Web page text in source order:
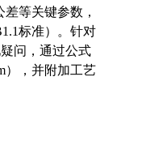
等关键参数，
标准）。针对
问，通过公式
），并附加工艺